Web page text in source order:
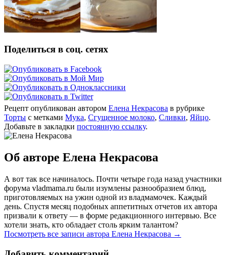
Поделиться в соц. сетях
Рецепт опубликован автором Елена Некрасова в рубрике
Торты с метками Мука, Сгущенное молоко, Сливки, Яйцо.
Добавьте в закладки постоянную ссылку.
Об авторе Елена Некрасова
А вот так все начиналось. Почти четыре года назад участники
форума vladmama.ru были изумлены разнообразием блюд,
приготовляемых на ужин одной из владмамочек. Каждый
день. Спустя месяц подобных аппетитных отчетов их автора
призвали к ответу — в форме редакционного интервью. Все
хотели знать, кто обладает столь ярким талантом?
Посмотреть все записи автора Елена Некрасова →